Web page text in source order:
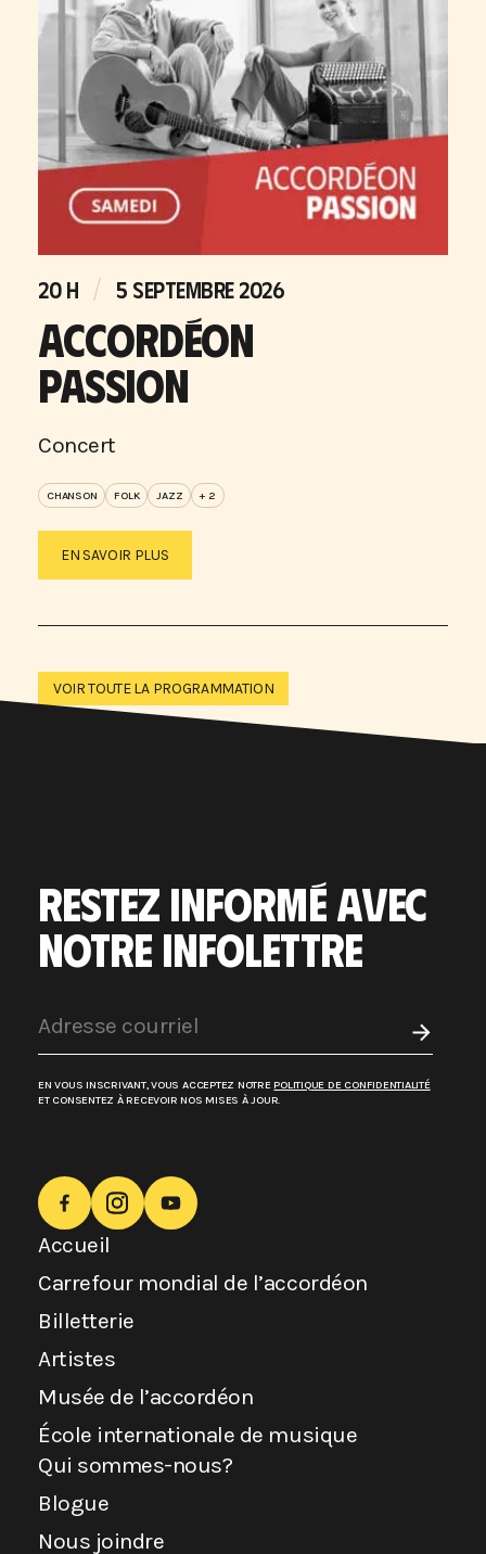
20 H 5 SEPTEMBRE 2026
ACCORDÉON
PASSION
Concert
CHANSON FOLK JAZZ + 2
EN SAVOIR PLUS
VOIR TOUTE LA PROGRAMMATION
RESTEZ INFORMÉ AVEC
NOTRE INFOLETTRE
EN VOUS INSCRIVANT, VOUS ACCEPTEZ NOTRE POLITIQUE DE CONFIDENTIALITÉ
ET CONSENTEZ À RECEVOIR NOS MISES À JOUR.
Accueil
Carrefour mondial de l’accordéon
Billetterie
Artistes
Musée de l’accordéon
École internationale de musique
Qui sommes-nous?
Blogue
Nous joindre